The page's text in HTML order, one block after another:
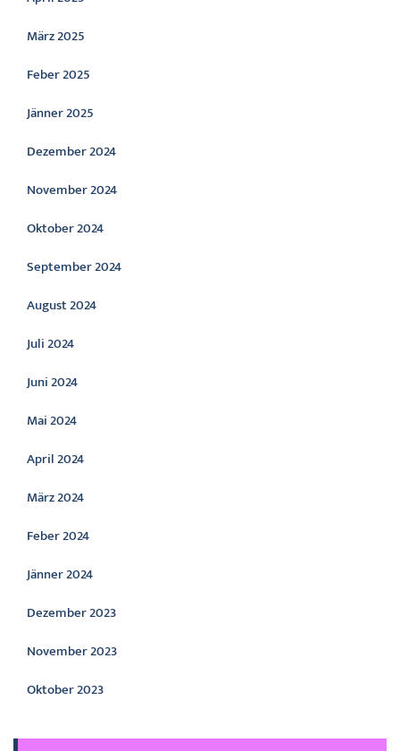
März 2025
Feber 2025
Jänner 2025
Dezember 2024
November 2024
Oktober 2024
September 2024
August 2024
Juli 2024
Juni 2024
Mai 2024
April 2024
März 2024
Feber 2024
Jänner 2024
Dezember 2023
November 2023
Oktober 2023